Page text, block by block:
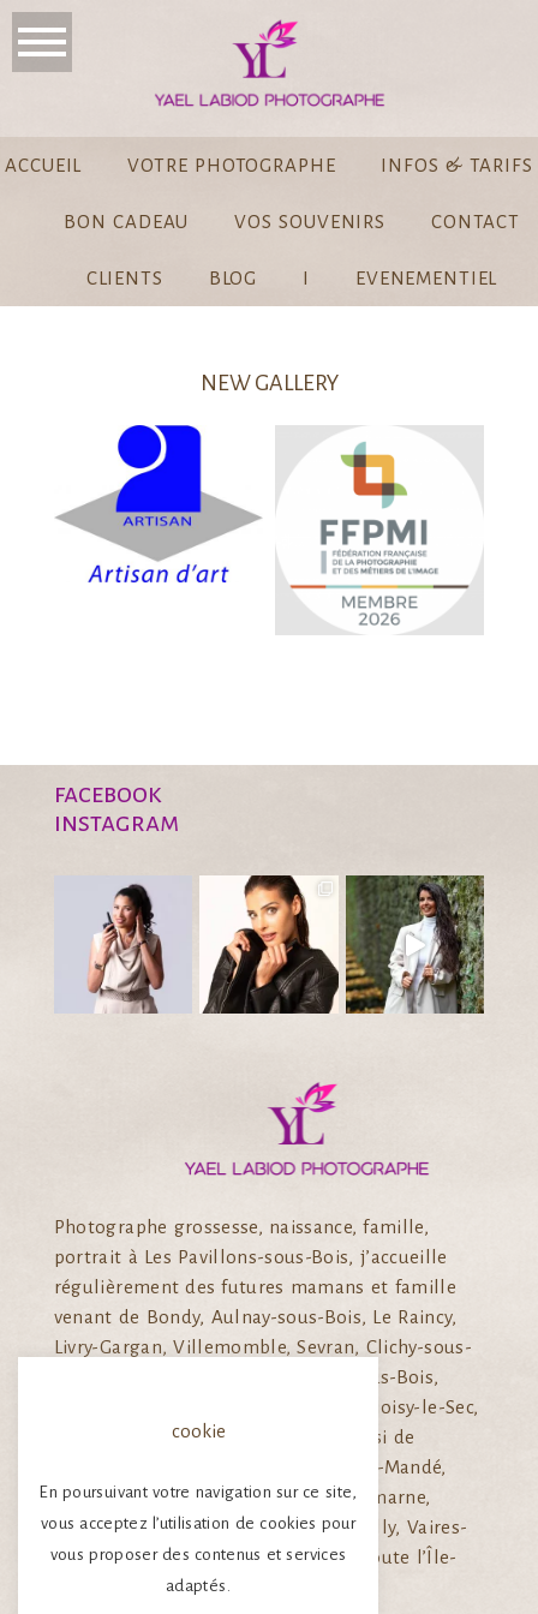
ACCUEIL VOTRE PHOTOGRAPHE INFOS & TARIFS
BON CADEAU VOS SOUVENIRS CONTACT
CLIENTS BLOG I EVENEMENTIEL
NEW GALLERY
facebook
instagram
Photographe grossesse, naissance, famille,
portrait à Les Pavillons-sous-Bois, j’accueille
régulièrement des futures mamans et famille
venant de Bondy, Aulnay-sous-Bois, Le Raincy,
Livry-Gargan, Villemomble, Sevran, Clichy-sous-
Bois, Montfermeil, Drancy, Rosny-sous-Bois,
Gagny, Neuilly-sur-Marne, Bobigny, Noisy-le-Sec,
Pantin, Les Lilas, Bagnolet, mais aussi de
Fontenay-sous-bois, Vincennes, Saint-Mandé,
Nogent-sur-Marne, Champigny -sur-marne,
Chelles, Lagny-sur-Marne, Claye-Souilly, Vaires-
sur-Marne, ainsi que de Paris et de toute l’Île-
cookie
En poursuivant votre navigation sur ce site,
vous acceptez l’utilisation de cookies pour
vous proposer des contenus et services
adaptés.